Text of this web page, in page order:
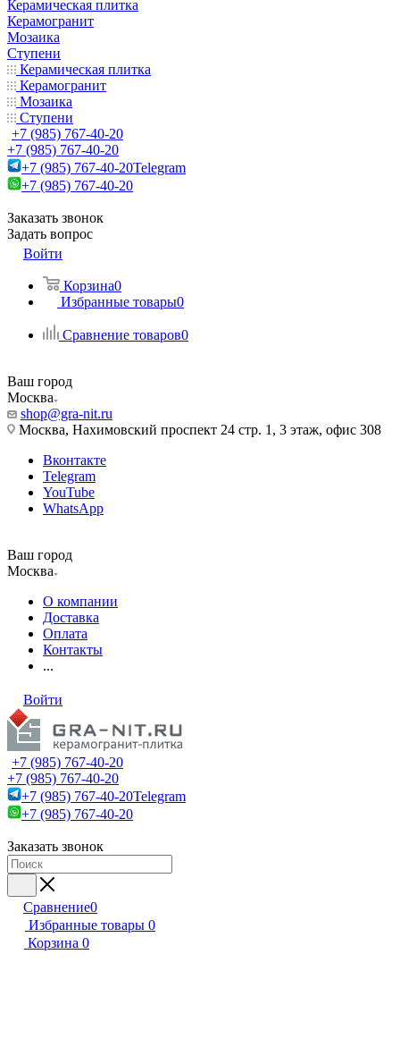
Керамическая плитка
Керамогранит
Мозаика
Ступени
Керамическая плитка
Керамогранит
Мозаика
Ступени
+7 (985) 767-40-20
+7 (985) 767-40-20
+7 (985) 767-40-20Telegram
+7 (985) 767-40-20
Заказать звонок
Задать вопрос
Войти
Корзина0
Избранные товары0
Сравнение товаров0
Ваш город
Москва
shop@gra-nit.ru
Москва, Нахимовский проспект 24 стр. 1, 3 этаж, офис 308
Вконтакте
Telegram
YouTube
WhatsApp
Ваш город
Москва
О компании
Доставка
Оплата
Контакты
...
Войти
+7 (985) 767-40-20
+7 (985) 767-40-20
+7 (985) 767-40-20Telegram
+7 (985) 767-40-20
Заказать звонок
Сравнение0
Избранные товары 0
Корзина 0